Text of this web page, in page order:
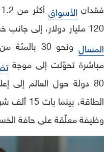
فقدان الأسواق
120 مليار دولار، إلى جانب خسارة 20 بالمئة من
المسال
ونحو 30
مباشرة تحوّلت إلى موجة
80 دولة حول العالم إلى
وظيفة معلّقة على حافة